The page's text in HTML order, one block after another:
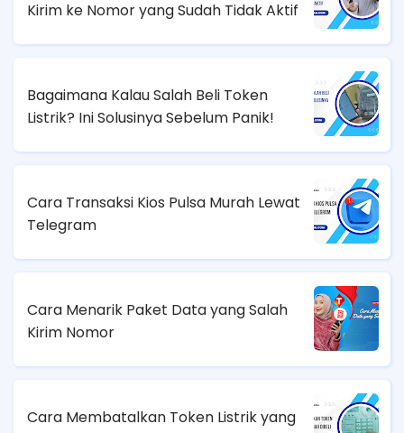
Kirim ke Nomor yang Sudah Tidak Aktif
Bagaimana Kalau Salah Beli Token
Listrik? Ini Solusinya Sebelum Panik!
Cara Transaksi Kios Pulsa Murah Lewat
Telegram
Cara Menarik Paket Data yang Salah
Kirim Nomor
Cara Membatalkan Token Listrik yang